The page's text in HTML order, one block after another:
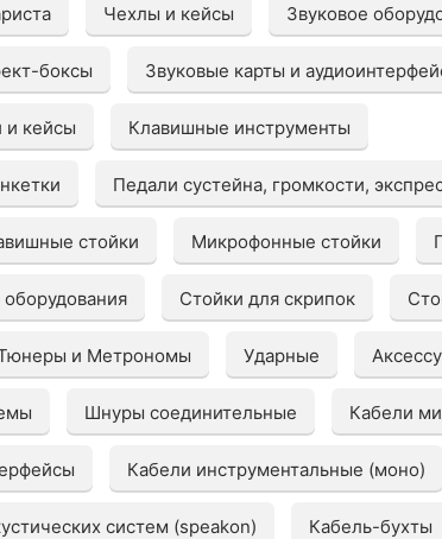
Чехлы и кейсы Звуковое
боксы Звуковые карты и
и кейсы Клавишные инструменты
Педали сустейна, громкости,
стойки Микрофонные стойки
Стойки для скрипок
и Метрономы Ударные
Шнуры соединительные Кабели
Кабели инструментальные (моно)
систем (speakon) Кабель-бухты